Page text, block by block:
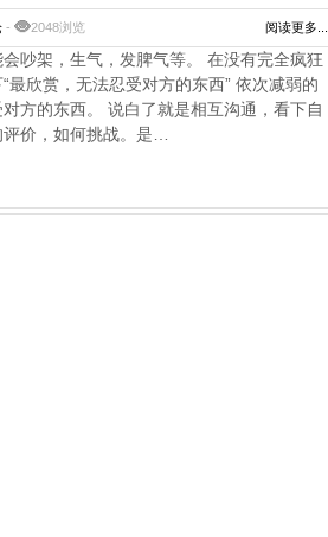
- 2048浏览 阅读更多...
吵架，生气，发脾气等。 在没有完全疯狂
欣赏，无法忍受对方的东西” 依次减弱的
方的东西。 说白了就是相互沟通，看下自
价，如何挑战。是…